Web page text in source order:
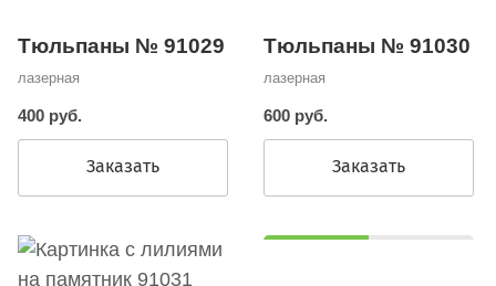
Тюльпаны № 91029
лазерная
400 руб.
Заказать
Тюльпаны № 91030
лазерная
600 руб.
Заказать